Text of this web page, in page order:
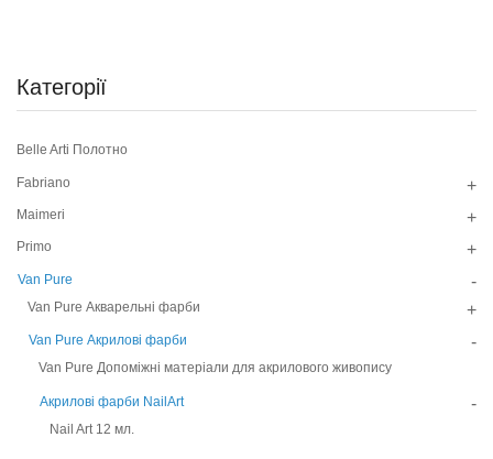
Категорії
Belle Arti Полотно
+
Fabriano
+
Maimeri
+
Primo
-
Van Pure
+
Van Pure Акварельні фарби
-
Van Pure Акрилові фарби
Van Pure Допоміжні матеріали для акрилового живопису
-
Акрилові фарби NailArt
Nail Art 12 мл.